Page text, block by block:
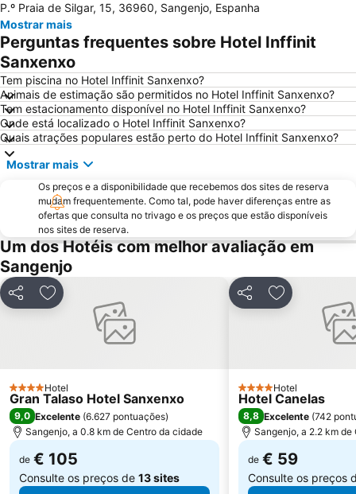
Barrio de Samil
Recinto Ferial de Vigo
América
Raxó
Patos
Montalvo
Puerto de Aldán
O Tombo do Gato ou da Fonte
Moledo
Praia de Baltar
Posto de Turismo de Valença do Minho
Porto de Vigo
Puerto O Grove
Areas
Praia de Lapamán
Paxariñas
Castelo de Salvaterra
do Vao
Bueu
Areal
Monasterio da Armenteira
Praia da Punta
Puerto de Panxón
Estación de Tren de Vigo
Plaza de América
Praia de Aguete
Caneliñas
Freixeiro
Aeropuerto de Vigo - Peinador
Menduiña
P.º Praia de Silgar, 15, 36960, Sangenjo, Espanha
Mostrar mais
Perguntas frequentes sobre Hotel Inffinit
Sanxenxo
Tem piscina no Hotel Inffinit Sanxenxo?
Animais de estimação são permitidos no Hotel Inffinit Sanxenxo?
Tem estacionamento disponível no Hotel Inffinit Sanxenxo?
Onde está localizado o Hotel Inffinit Sanxenxo?
Quais atrações populares estão perto do Hotel Inffinit Sanxenxo?
Mostrar mais
Os preços e a disponibilidade que recebemos dos sites de reserva
mudam frequentemente. Como tal, pode haver diferenças entre as
ofertas que consulta no trivago e os preços que estão disponíveis
nos sites de reserva.
Um dos Hotéis com melhor avaliação em
Sangenjo
PartilharAdicionar aos favoritos
4 Estrelas
Hotel
Gran Talaso Hotel Sanxenxo
9,0 Excelente (6.627 pontuações)
Sangenjo, a 0.8 km de Centro da cidade
de € 105
Consulte os preços de 13 sites
PartilharAdicionar
4 Estrelas
Hotel
Hotel Canelas
8,8 Excelente (742
Sangenjo, a 2.2 km
de € 59
Consulte os preços